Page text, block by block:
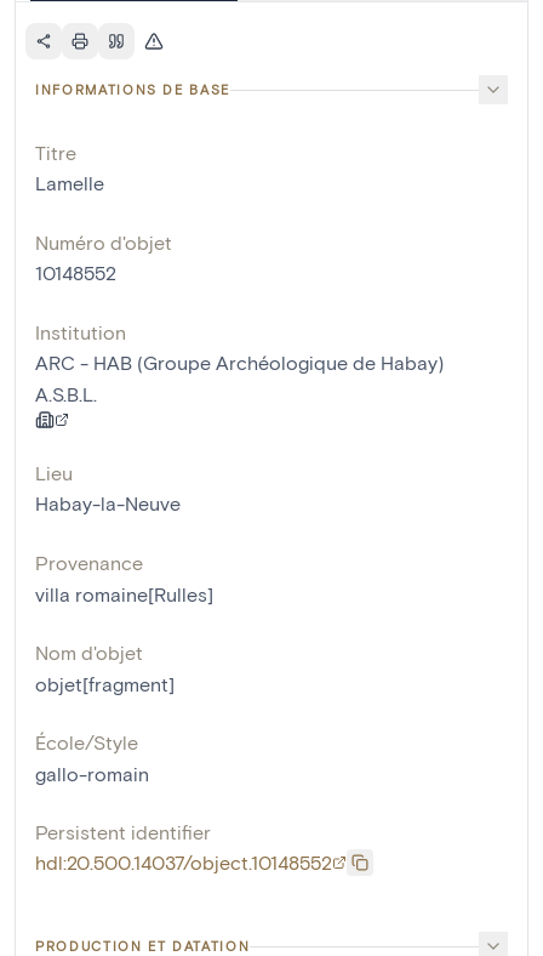
INFORMATIONS DE BASE
Titre
Lamelle
Numéro d'objet
10148552
Institution
ARC - HAB (Groupe Archéologique de Habay)
A.S.B.L.
Lieu
Habay-la-Neuve
Provenance
villa romaine[Rulles]
Nom d'objet
objet[fragment]
École/Style
gallo-romain
Persistent identifier
hdl:20.500.14037/object.10148552
PRODUCTION ET DATATION